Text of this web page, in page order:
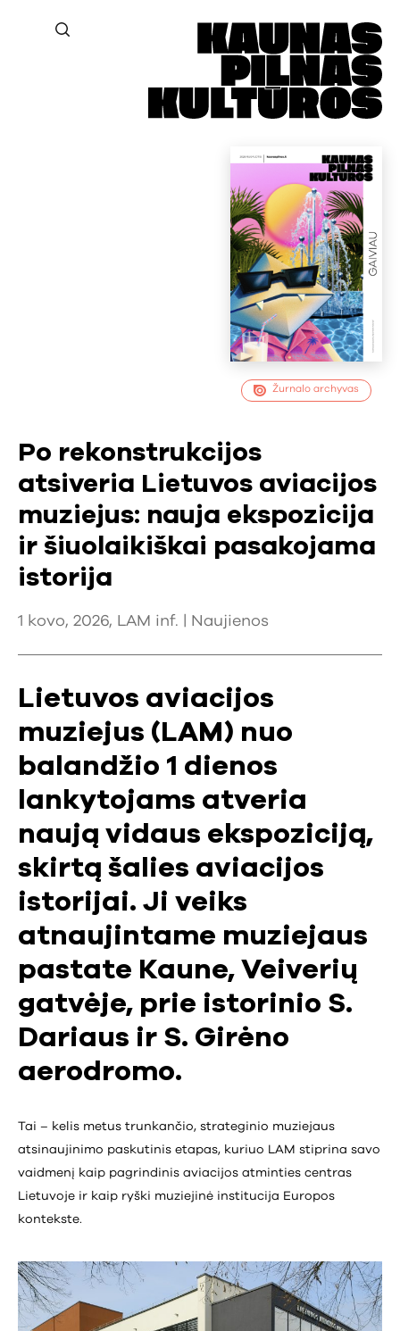
Žurnalo archyvas
Po rekonstrukcijos
atsiveria Lietuvos aviacijos
muziejus: nauja ekspozicija
ir šiuolaikiškai pasakojama
istorija
1 kovo, 2026, LAM inf. | Naujienos
Lietuvos aviacijos
muziejus (LAM) nuo
balandžio 1 dienos
lankytojams atveria
naują vidaus ekspoziciją,
skirtą šalies aviacijos
istorijai. Ji veiks
atnaujintame muziejaus
pastate Kaune, Veiverių
gatvėje, prie istorinio S.
Dariaus ir S. Girėno
aerodromo.
Tai – kelis metus trunkančio, strateginio muziejaus
atsinaujinimo paskutinis etapas, kuriuo LAM stiprina savo
vaidmenį kaip pagrindinis aviacijos atminties centras
Lietuvoje ir kaip ryški muziejinė institucija Europos
kontekste.